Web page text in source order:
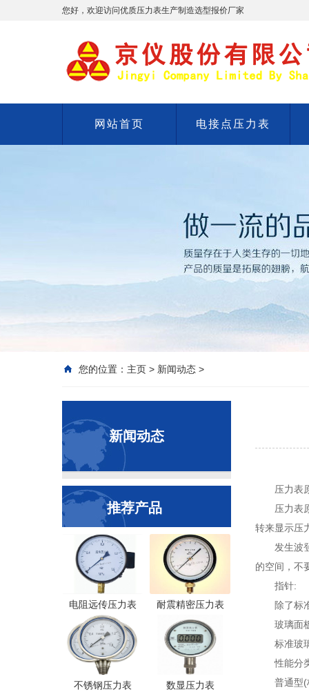
您好，欢迎访问优质压力表生产制造选型报价厂家
网站首页 电接点压力表
您的位置： 主页 > 新闻动态 >
新闻动态
推荐产品
电阻远传压力表 耐震精密压力表
不锈钢压力表 数显压力表
压力表
压力表
转来显示压
发生波
的空间，不
指针:
除了标
玻璃面
标准玻
性能分
普通型